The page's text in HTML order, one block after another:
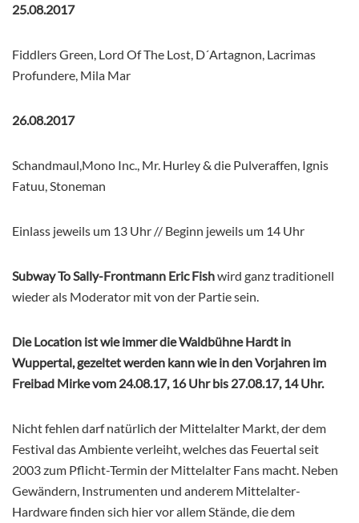
25.08.2017
Fiddlers Green, Lord Of The Lost, D´Artagnon, Lacrimas
Profundere, Mila Mar
26.08.2017
Schandmaul,Mono Inc., Mr. Hurley & die Pulveraffen, Ignis
Fatuu,Stoneman
Einlass jeweils um 13 Uhr // Beginn jeweils um 14 Uhr
Subway To Sally-Frontmann Eric Fishwird ganz traditionell
wieder als Moderator mit von der Partie sein.
Die Location ist wie immer die Waldbühne Hardt in
Wuppertal, gezeltet werden kann wie in den Vorjahren im
Freibad Mirke vom 24.08.17, 16 Uhr bis 27.08.17, 14 Uhr.
Nicht fehlen darf natürlich der Mittelalter Markt, der dem
Festival das Ambiente verleiht, welches das Feuertal seit
2003 zum Pflicht-Termin der Mittelalter Fans macht. Neben
Gewändern, Instrumenten und anderem Mittelalter-
Hardware finden sich hier vor allem Stände, die dem